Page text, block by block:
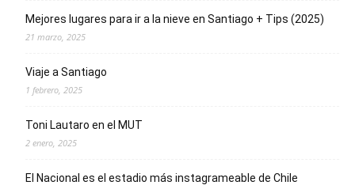
Mejores lugares para ir a la nieve en Santiago + Tips (2025)
21 marzo, 2025
Viaje a Santiago
1 febrero, 2025
Toni Lautaro en el MUT
2 enero, 2025
El Nacional es el estadio más instagrameable de Chile